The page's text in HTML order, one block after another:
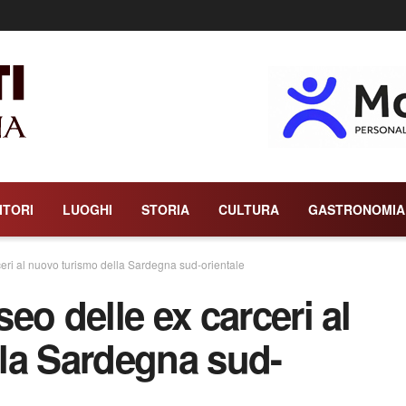
LUOGHI STORIA CULTURA GASTRONOMIA
al nuovo turismo della Sardegna sud-orientale
delle ex carceri al
Sardegna sud-